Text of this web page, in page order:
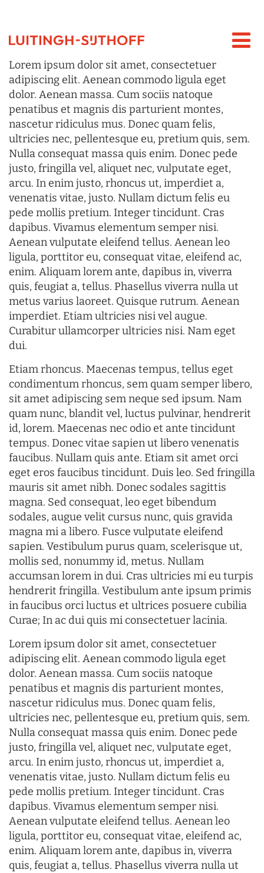
Lorem ipsum dolor sit amet, consectetuer
adipiscing elit. Aenean commodo ligula eget
dolor. Aenean massa. Cum sociis natoque
penatibus et magnis dis parturient montes,
nascetur ridiculus mus. Donec quam felis,
ultricies nec, pellentesque eu, pretium quis, sem.
Nulla consequat massa quis enim. Donec pede
justo, fringilla vel, aliquet nec, vulputate eget,
arcu. In enim justo, rhoncus ut, imperdiet a,
venenatis vitae, justo. Nullam dictum felis eu
pede mollis pretium. Integer tincidunt. Cras
dapibus. Vivamus elementum semper nisi.
Aenean vulputate eleifend tellus. Aenean leo
ligula, porttitor eu, consequat vitae, eleifend ac,
enim. Aliquam lorem ante, dapibus in, viverra
quis, feugiat a, tellus. Phasellus viverra nulla ut
metus varius laoreet. Quisque rutrum. Aenean
imperdiet. Etiam ultricies nisi vel augue.
Curabitur ullamcorper ultricies nisi. Nam eget
dui.
Etiam rhoncus. Maecenas tempus, tellus eget
condimentum rhoncus, sem quam semper libero,
sit amet adipiscing sem neque sed ipsum. Nam
quam nunc, blandit vel, luctus pulvinar, hendrerit
id, lorem. Maecenas nec odio et ante tincidunt
tempus. Donec vitae sapien ut libero venenatis
faucibus. Nullam quis ante. Etiam sit amet orci
eget eros faucibus tincidunt. Duis leo. Sed fringilla
mauris sit amet nibh. Donec sodales sagittis
magna. Sed consequat, leo eget bibendum
sodales, augue velit cursus nunc, quis gravida
magna mi a libero. Fusce vulputate eleifend
sapien. Vestibulum purus quam, scelerisque ut,
mollis sed, nonummy id, metus. Nullam
accumsan lorem in dui. Cras ultricies mi eu turpis
hendrerit fringilla. Vestibulum ante ipsum primis
in faucibus orci luctus et ultrices posuere cubilia
Curae; In ac dui quis mi consectetuer lacinia.
Lorem ipsum dolor sit amet, consectetuer
adipiscing elit. Aenean commodo ligula eget
dolor. Aenean massa. Cum sociis natoque
penatibus et magnis dis parturient montes,
nascetur ridiculus mus. Donec quam felis,
ultricies nec, pellentesque eu, pretium quis, sem.
Nulla consequat massa quis enim. Donec pede
justo, fringilla vel, aliquet nec, vulputate eget,
arcu. In enim justo, rhoncus ut, imperdiet a,
venenatis vitae, justo. Nullam dictum felis eu
pede mollis pretium. Integer tincidunt. Cras
dapibus. Vivamus elementum semper nisi.
Aenean vulputate eleifend tellus. Aenean leo
ligula, porttitor eu, consequat vitae, eleifend ac,
enim. Aliquam lorem ante, dapibus in, viverra
quis, feugiat a, tellus. Phasellus viverra nulla ut